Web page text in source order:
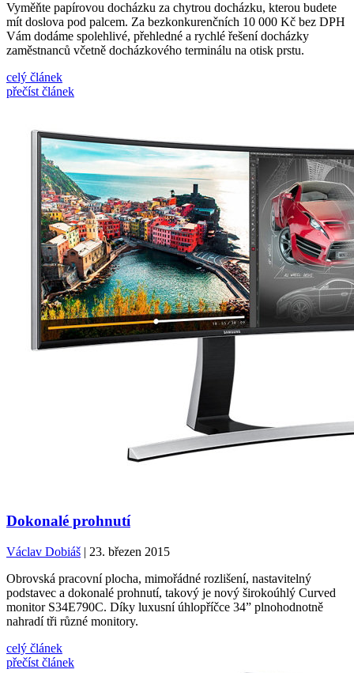
Vyměňte papírovou docházku za chytrou docházku, kterou budete
mít doslova pod palcem. Za bezkonkurenčních 10 000 Kč bez DPH
Vám dodáme spolehlivé, přehledné a rychlé řešení docházky
zaměstnanců včetně docházkového terminálu na otisk prstu.
celý článek
přečíst článek
Dokonalé prohnutí
Václav Dobiáš | 23. březen 2015
Obrovská pracovní plocha, mimořádné rozlišení, nastavitelný
podstavec a dokonalé prohnutí, takový je nový širokoúhlý Curved
monitor S34E790C. Díky luxusní úhlopříčce 34” plnohodnotně
nahradí tři různé monitory.
celý článek
přečíst článek